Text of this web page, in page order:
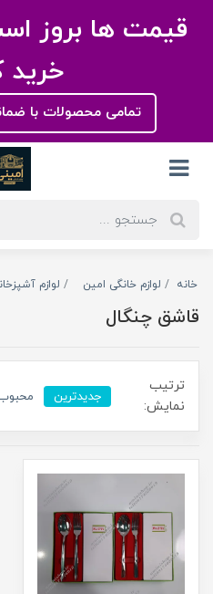
قیمت ها بروز
خرید
تمامی محصولات با
خانه لوازم خانگی امین لوازم
قاشق چنگال
ترتیب
نمایش:
جدیدترین